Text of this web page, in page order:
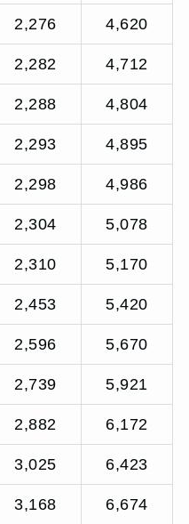
2,276 4,620
2,282 4,712
2,288 4,804
2,293 4,895
2,298 4,986
2,304 5,078
2,310 5,170
2,453 5,420
2,596 5,670
2,739 5,921
2,882 6,172
3,025 6,423
3,168 6,674